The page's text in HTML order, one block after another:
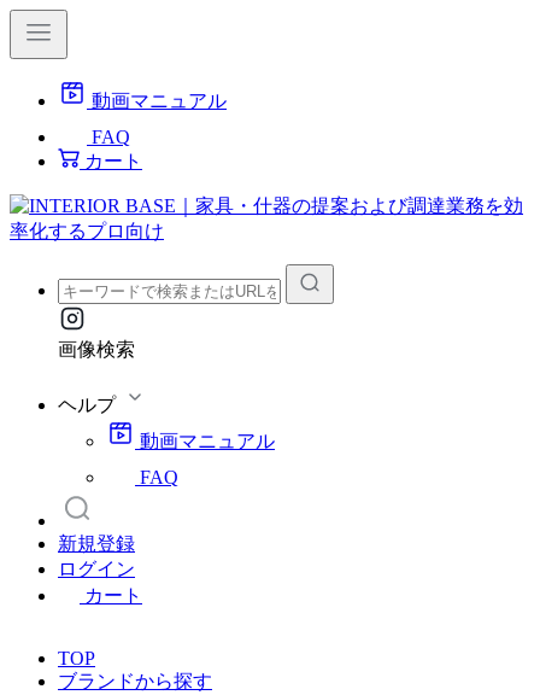
動画マニュアル
FAQ
カート
画像検索
ヘルプ
動画マニュアル
FAQ
新規登録
ログイン
カート
TOP
ブランドから探す